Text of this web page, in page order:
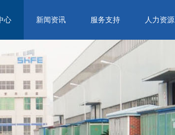
心 新闻资讯 服务支持 人力资源